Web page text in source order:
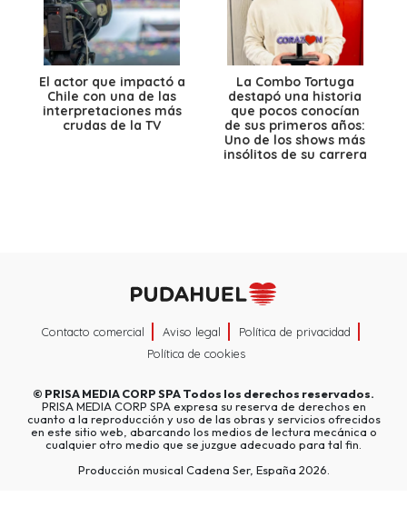
El actor que impactó a
Chile con una de las
interpretaciones más
crudas de la TV
La Combo Tortuga
destapó una historia
que pocos conocían
de sus primeros años:
Uno de los shows más
insólitos de su carrera
Contacto comercial Aviso legal
Política de privacidad
Política de cookies
© PRISA MEDIA CORP SPATodos los derechos reservados.
PRISA MEDIA CORP SPA expresa su reserva de derechos en
cuanto a la reproducción y uso de las obras y servicios ofrecidos
en este sitio web, abarcando los medios de lectura mecánica o
cualquier otro medio que se juzgue adecuado para tal fin.
Producción musical Cadena Ser, España 2026.